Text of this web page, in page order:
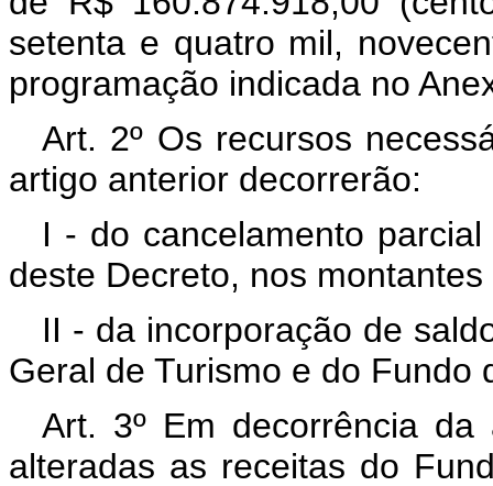
setenta e quatro mil,
programação indicada no
Art. 2º Os recursos
artigo anterior decorrerão:
I - do cancelamento
deste Decreto, nos
II - da incorporação de
Geral de Turismo e do Fundo
Art. 3º Em decorrência
alteradas as receitas do